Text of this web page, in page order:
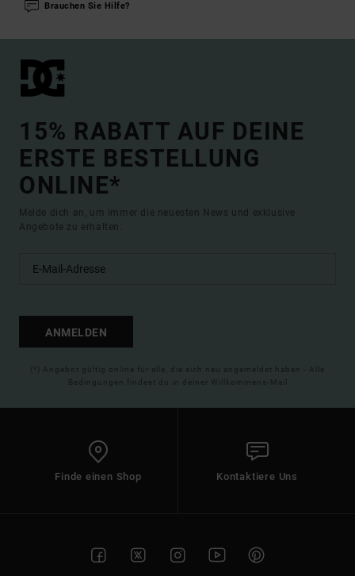
Brauchen Sie Hilfe?
15% RABATT AUF DEINE
ERSTE BESTELLUNG
ONLINE*
Melde dich an, um immer die neuesten News und exklusive
Angebote zu erhalten.
ANMELDEN
(*) Angebot gültig online für alle, die sich neu angemeldet haben - Alle
Bedingungen findest du in deiner Willkommens-Mail
Finde einen Shop Kontaktiere Uns